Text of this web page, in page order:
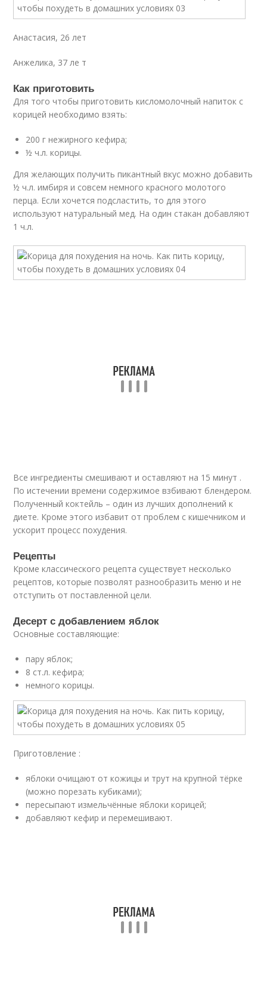
Анастасия, 26 лет
Анжелика, 37 ле т
Как приготовить
Для того чтобы приготовить кисломолочный напиток с
корицей необходимо взять:
200 г нежирного кефира;
½ ч.л. корицы.
Для желающих получить пикантный вкус можно добавить
½ ч.л. имбиря и совсем немного красного молотого
перца. Если хочется подсластить, то для этого
используют натуральный мед. На один стакан добавляют
1 ч.л.
Все ингредиенты смешивают и оставляют на 15 минут .
По истечении времени содержимое взбивают блендером.
Полученный коктейль – один из лучших дополнений к
диете. Кроме этого избавит от проблем с кишечником и
ускорит процесс похудения.
Рецепты
Кроме классического рецепта существует несколько
рецептов, которые позволят разнообразить меню и не
отступить от поставленной цели.
Десерт с добавлением яблок
Основные составляющие:
пару яблок;
8 ст.л. кефира;
немного корицы.
Приготовление :
яблоки очищают от кожицы и трут на крупной тёрке
(можно порезать кубиками);
пересыпают измельчённые яблоки корицей;
добавляют кефир и перемешивают.